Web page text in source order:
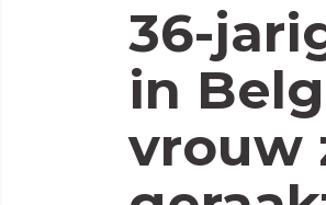
36-
in
vrouw